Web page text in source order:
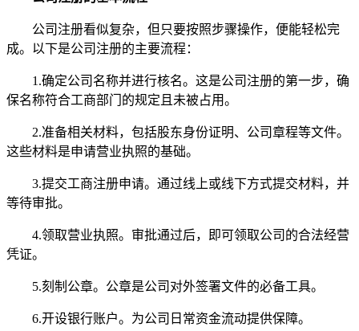
公司注册看似复杂，但只要按照步骤操作，便能轻松完
成。以下是公司注册的主要流程：
1.确定公司名称并进行核名。这是公司注册的第一步，确
保名称符合工商部门的规定且未被占用。
2.准备相关材料，包括股东身份证明、公司章程等文件。
这些材料是申请营业执照的基础。
3.提交工商注册申请。通过线上或线下方式提交材料，并
等待审批。
4.领取营业执照。审批通过后，即可领取公司的合法经营
凭证。
5.刻制公章。公章是公司对外签署文件的必备工具。
6.开设银行账户。为公司日常资金流动提供保障。